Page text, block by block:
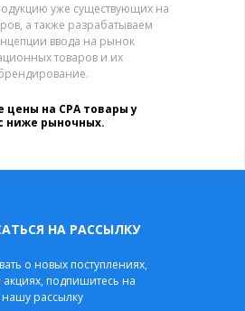
уже существующих на
а также разрабатываем
ввода на рынок
товаров и их
цены на CPA товары у
ниже рыночных.
НА РАССЫЛКУ
о новых поступлениях,
акциях, подпишитесь на
нашу рассылку